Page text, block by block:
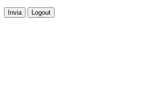
Invia Logout